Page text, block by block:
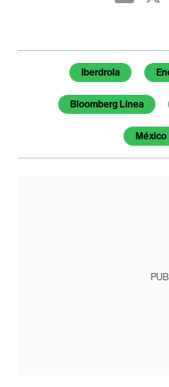
Temas de este artículo
Iberdrola
Bloomberg Línea
México